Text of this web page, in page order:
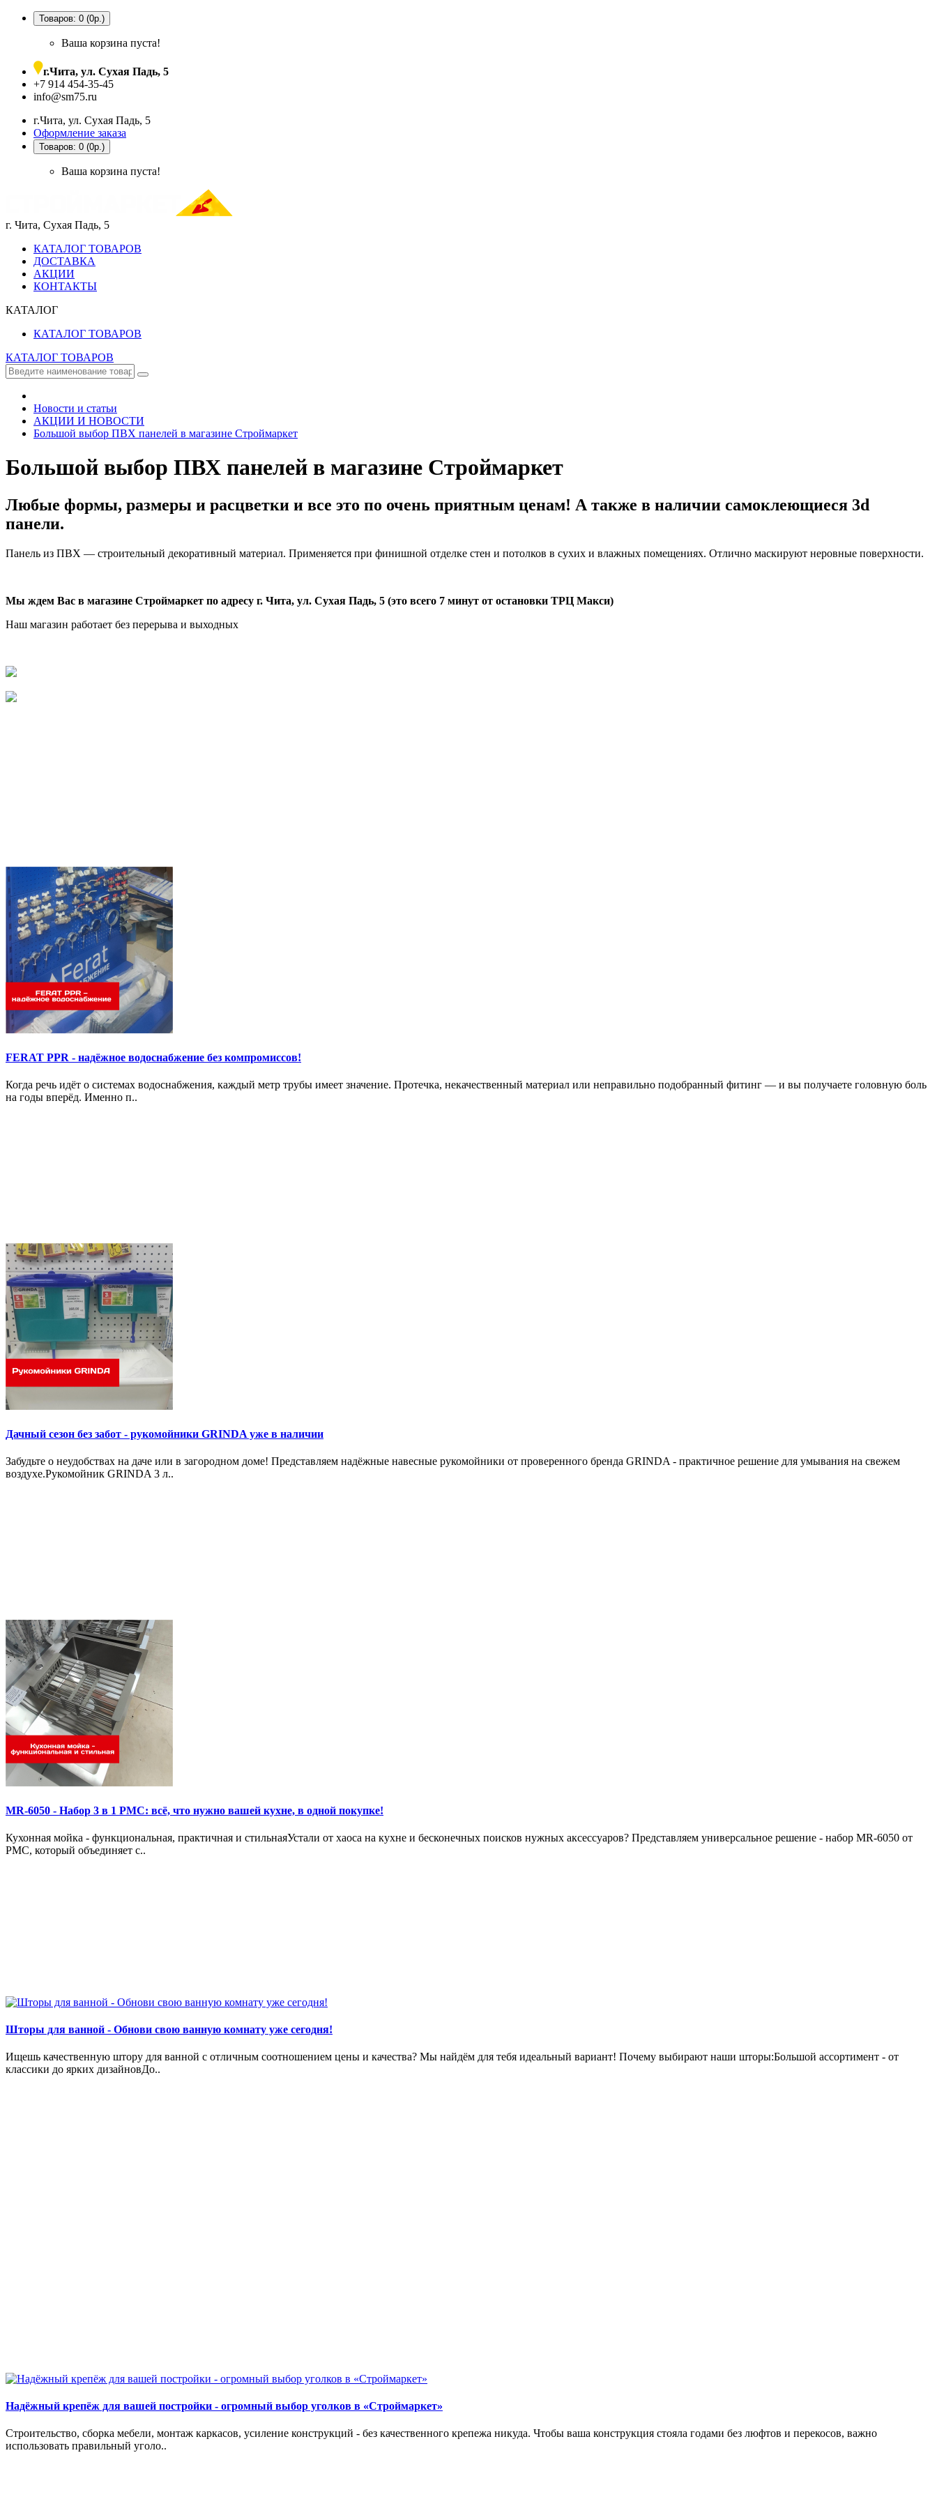
Товаров: 0 (0р.)
Ваша корзина пуста!
г.Чита, ул. Сухая Падь, 5
+7 914 454-35-45
info@sm75.ru
г.Чита, ул. Сухая Падь, 5
Оформление заказа
Товаров: 0 (0р.)
Ваша корзина пуста!
г. Чита, Сухая Падь, 5
КАТАЛОГ ТОВАРОВ
ДОСТАВКА
АКЦИИ
КОНТАКТЫ
КАТАЛОГ
КАТАЛОГ ТОВАРОВ
КАТАЛОГ ТОВАРОВ
Новости и статьи
АКЦИИ И НОВОСТИ
Большой выбор ПВХ панелей в магазине Cтроймаркет
Большой выбор ПВХ панелей в магазине Cтроймаркет
Любые формы, размеры и расцветки и все это по очень приятным ценам! А также в наличии самоклеющиеся 3d
панели.
Панель из ПВХ — строительный декоративный материал. Применяется при финишной отделке стен и потолков в сухих и влажных помещениях. Отлично маскируют неровные поверхности.
Мы ждем Вас в магазине Строймаркет по адресу г. Чита, ул. Сухая Падь, 5 (это всего 7 минут от остановки ТРЦ Макси)
Наш магазин работает без перерыва и выходных
FERAT PPR - надёжное водоснабжение без компромиссов!
Когда речь идёт о системах водоснабжения, каждый метр трубы имеет значение. Протечка, некачественный материал или неправильно подобранный фитинг — и вы получаете головную боль
на годы вперёд. Именно п..
Дачный сезон без забот - рукомойники GRINDA уже в наличии
Забудьте о неудобствах на даче или в загородном доме! Представляем надёжные навесные рукомойники от проверенного бренда GRINDA - практичное решение для умывания на свежем
воздухе.Рукомойник GRINDA 3 л..
MR-6050 - Набор 3 в 1 РМС: всё, что нужно вашей кухне, в одной покупке!
Кухонная мойка - функциональная, практичная и стильнаяУстали от хаоса на кухне и бесконечных поисков нужных аксессуаров? Представляем универсальное решение - набор MR-6050 от
РМС, который объединяет с..
Шторы для ванной - Обнови свою ванную комнату уже сегодня!
Ищешь качественную штору для ванной с отличным соотношением цены и качества? Мы найдём для тебя идеальный вариант! Почему выбирают наши шторы:Большой ассортимент - от
классики до ярких дизайновДо..
Надёжный крепёж для вашей постройки - огромный выбор уголков в «Строймаркет»
Строительство, сборка мебели, монтаж каркасов, усиление конструкций - без качественного крепежа никуда. Чтобы ваша конструкция стояла годами без люфтов и перекосов, важно
использовать правильный уголо..